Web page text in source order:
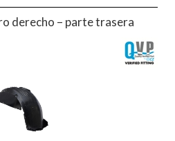
derecho – parte trasera